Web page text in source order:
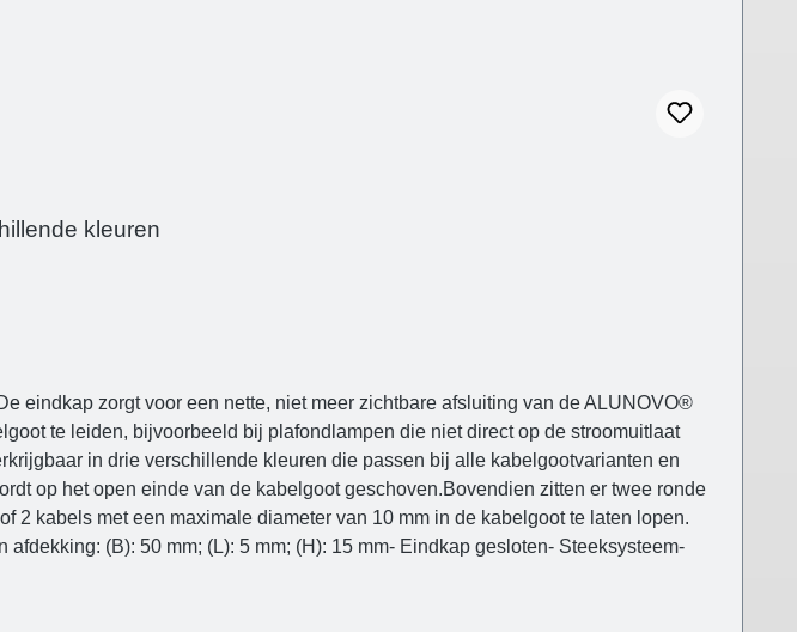
kleuren
eindkap zorgt voor een nette, niet meer zichtbare afsluiting van de ALUNOVO®
te leiden, bijvoorbeeld bij plafondlampen die niet direct op de stroomuitlaat
in drie verschillende kleuren die passen bij alle kabelgootvarianten en
op het open einde van de kabelgoot geschoven.Bovendien zitten er twee ronde
kabels met een maximale diameter van 10 mm in de kabelgoot te laten lopen.
(B): 50 mm; (L): 5 mm; (H): 15 mm- Eindkap gesloten- Steeksysteem-